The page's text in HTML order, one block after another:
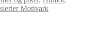
Motivark